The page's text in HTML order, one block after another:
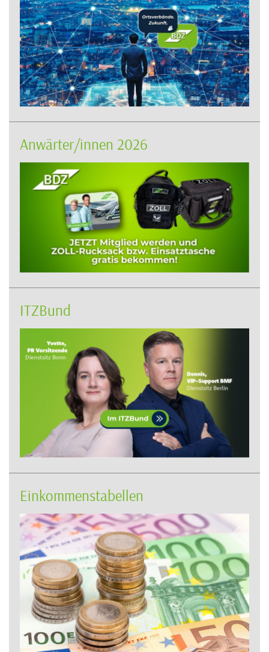
Anwärter/innen 2026
ITZBund
Einkommenstabellen